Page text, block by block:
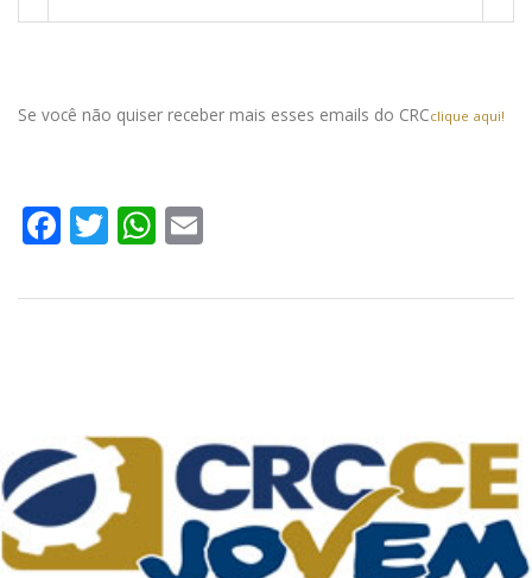
Se você não quiser receber mais esses emails do CRCclique aqui!
Facebook
TwitterWhatsApp